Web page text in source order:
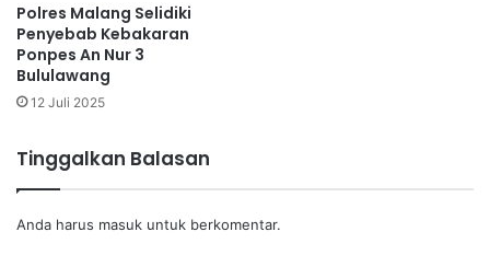
Polres Malang Selidiki
Penyebab Kebakaran
Ponpes An Nur 3
Bululawang
12 Juli 2025
Tinggalkan Balasan
Anda harus masuk untuk berkomentar.